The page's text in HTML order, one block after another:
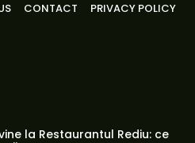
CONTACT PRIVACY POLICY
la Restaurantul Rediu: ce